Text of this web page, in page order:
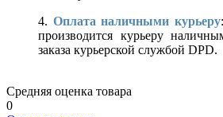
4. Оплата наличными курьеру
производится курьеру
заказа курьерской службой DPD.
Средняя оценка товара
0